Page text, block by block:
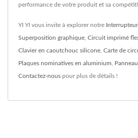
performance de votre produit et sa
YI YI vous invite à explorer notre
Superposition graphique Circuit imprimé
Clavier en caoutchouc silicone Carte de
Plaques nominatives en aluminium Panneau
Contactez-nous pour plus de détails !